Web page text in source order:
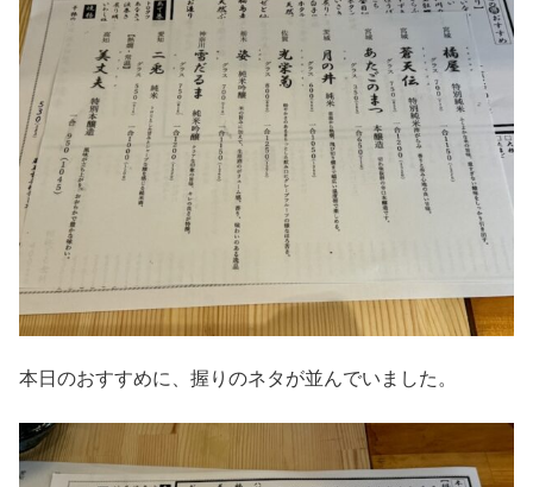
本日のおすすめに、握りのネタが並んでいました。